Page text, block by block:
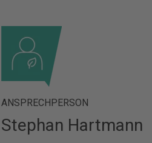
ANSPRECHPERSON
Stephan Hartmann